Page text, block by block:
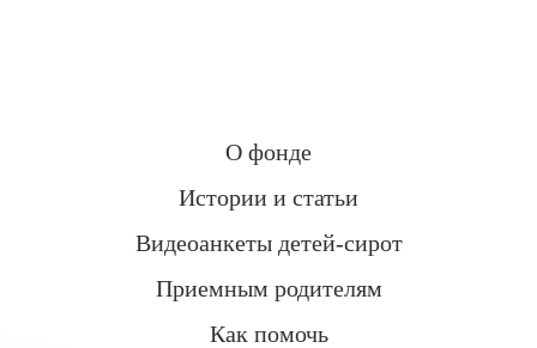
О фонде
Истории и статьи
Видеоанкеты детей-сирот
Приемным родителям
Как помочь